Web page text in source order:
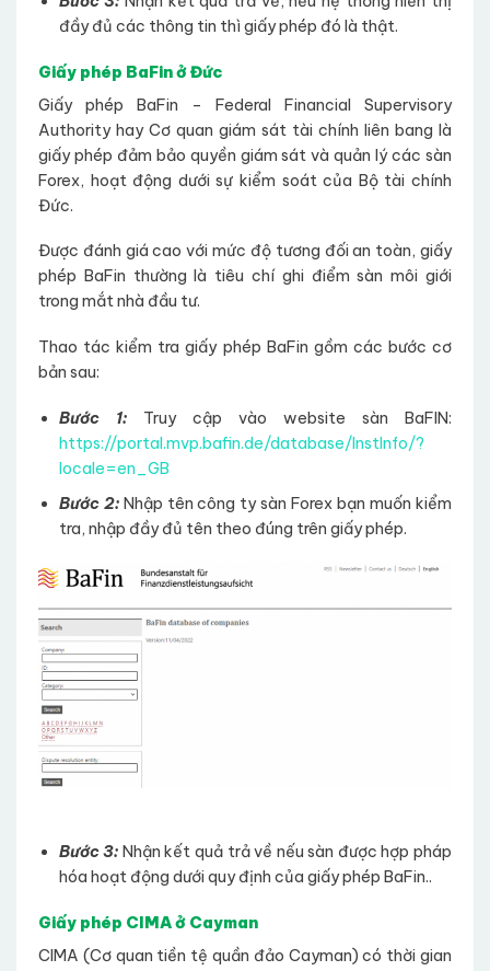
đầy đủ các thông tin thì giấy phép đó là thật.
Giấy phép BaFin ở Đức
Giấy phép BaFin – Federal Financial Supervisory
Authority hay Cơ quan giám sát tài chính liên bang là
giấy phép đảm bảo quyền giám sát và quản lý các sàn
Forex, hoạt động dưới sự kiểm soát của Bộ tài chính
Đức.
Được đánh giá cao với mức độ tương đối an toàn, giấy
phép BaFin thường là tiêu chí ghi điểm sàn môi giới
trong mắt nhà đầu tư.
Thao tác kiểm tra giấy phép BaFin gồm các bước cơ
bản sau:
Bước 1: Truy cập vào website sàn BaFIN:
https://portal.mvp.bafin.de/database/InstInfo/?
locale=en_GB
Bước 2: Nhập tên công ty sàn Forex bạn muốn kiểm
tra, nhập đầy đủ tên theo đúng trên giấy phép.
Bước 3: Nhận kết quả trả về nếu sàn được hợp pháp
hóa hoạt động dưới quy định của giấy phép BaFin..
Giấy phép CIMA ở Cayman
CIMA (Cơ quan tiền tệ quần đảo Cayman) có thời gian